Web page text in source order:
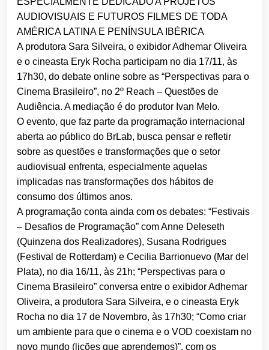
AUDIOVISUAIS E FUTUROS FILMES DE TODA
AMÉRICA LATINA E PENÍNSULA IBÉRICA
A produtora Sara Silveira, o exibidor Adhemar Oliveira
e o cineasta Eryk Rocha participam no dia 17/11, às
17h30, do debate online sobre as “Perspectivas para o
Cinema Brasileiro”, no 2º Reach – Questões de
Audiência. A mediação é do produtor Ivan Melo.
O evento, que faz parte da programação internacional
aberta ao público do BrLab, busca pensar e refletir
sobre as questões e transformações que o setor
audiovisual enfrenta, especialmente aquelas
implicadas nas transformações dos hábitos de
consumo dos últimos anos.
A programação conta ainda com os debates: “Festivais
– Desafios de Programação” com Anne Deleseth
(Quinzena dos Realizadores), Susana Rodrigues
(Festival de Rotterdam) e Cecilia Barrionuevo (Mar del
Plata), no dia 16/11, às 21h; “Perspectivas para o
Cinema Brasileiro” conversa entre o exibidor Adhemar
Oliveira, a produtora Sara Silveira, e o cineasta Eryk
Rocha no dia 17 de Novembro, às 17h30; “Como criar
um ambiente para que o cinema e o VOD coexistam no
novo mundo (lições que aprendemos)”, com os